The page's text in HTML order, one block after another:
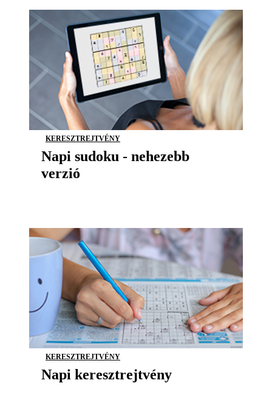
KERESZTREJTVÉNY
Napi sudoku - nehezebb
verzió
KERESZTREJTVÉNY
Napi keresztrejtvény